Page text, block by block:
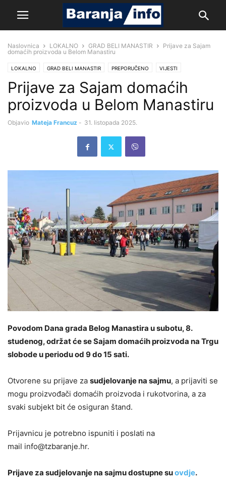
Naslovnica LOKALNO GRAD BELI MANASTIR
Prijave za Sajam
domaćih proizvoda u Belom Manastiru
LOKALNO GRAD BELI MANASTIR PREPORUČENO VIJESTI
Prijave za Sajam domaćih
proizvoda u Belom Manastiru
Objavio Mateja Francuz - 31. listopada 2025.
Povodom Dana grada Belog Manastira u subotu, 8.
studenog, održat će se Sajam domaćih proizvoda na Trgu
slobode u periodu od 9 do 15 sati.
Otvorene su prijave za sudjelovanje na sajmu, a prijaviti se
mogu proizvođači domaćih proizvoda i rukotvorina, a za
svaki subjekt bit će osiguran štand.
Prijavnicu je potrebno ispuniti i poslati na
mail info@tzbaranje.hr.
Prijave za sudjelovanje na sajmu dostupne suovdje.